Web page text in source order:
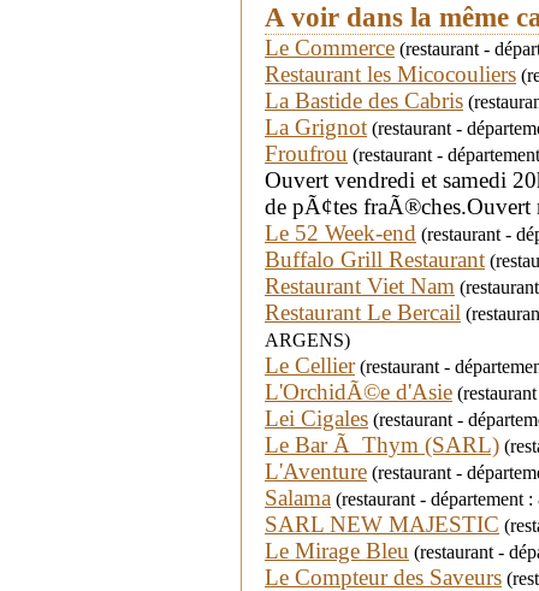
A voir dans la même
Le Commerce (restaurant -
Restaurant les Micocouliers
La Bastide des Cabris
La Grignot (restaurant -
Froufrou (restaurant -
Ouvert vendredi et samedi
de pÃ¢tes
Le 52 Week-end (restaurant -
Buffalo Grill Restaurant
Restaurant Viet Nam
Restaurant Le Bercail
ARGENS)
Le Cellier(restaurant -
L'OrchidÃ©e d'Asie
Lei Cigales (restaurant -
Le Bar Ã Thym (SARL)
L'Aventure (restaurant -
Salama (restaurant -
SARL NEW MAJESTIC
Le Mirage Bleu (restaurant -
Le Compteur des Saveurs